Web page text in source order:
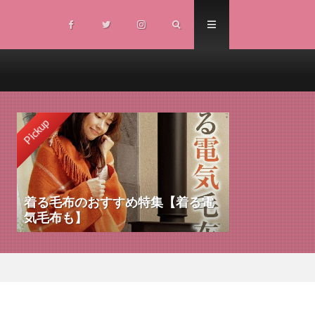
Pickup
着る毛布のおすすめ特集【着る電
気毛布も】